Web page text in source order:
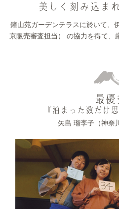
美しく刻み込ま
鐘山苑ガーデンテラスに於いて、
京販売審査担当）
の協力を得て、
最優
『泊まった数だけ
矢島 瑠李子（神奈